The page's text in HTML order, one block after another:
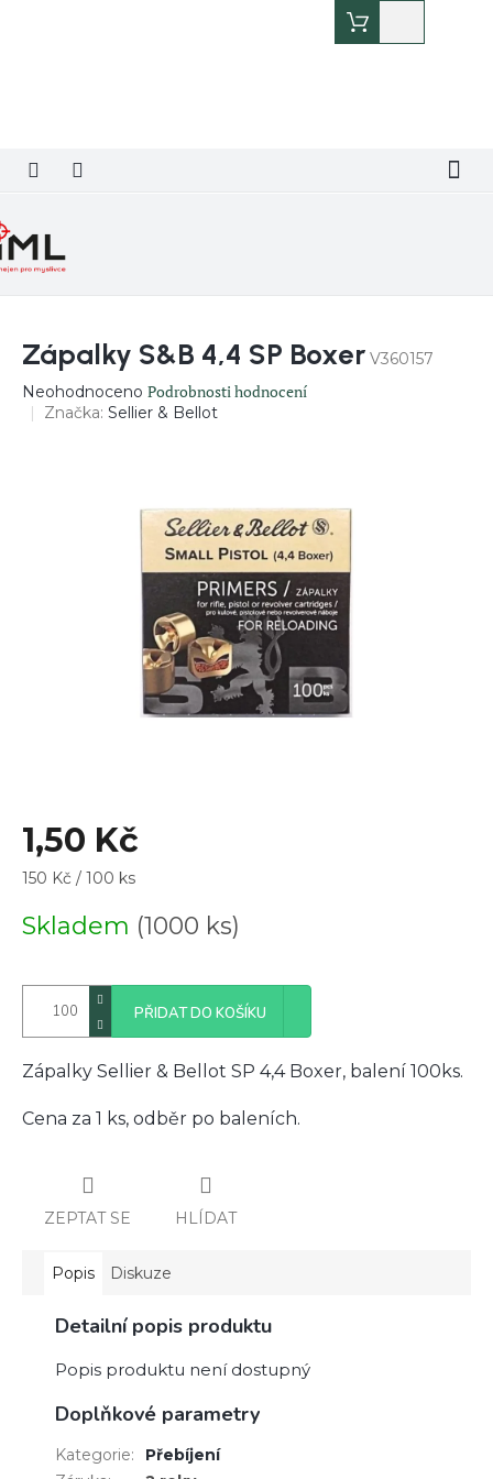
košík
Zápalky S&B 4,4 SP Boxer V360157
Průměrné
hodnocení
Neohodnoceno Podrobnosti hodnocení
Značka: Sellier & Bellot
1,50 Kč
Měrná
150 Kč / 100 ks
Skladem (1000 ks)
PŘIDAT DO KOŠÍKU
Zápalky Sellier & Bellot SP 4,4 Boxer, balení 100ks.
Cena za 1 ks, odběr po baleních.
ZEPTAT SE HLÍDAT
Popis Diskuze
Detailní popis produktu
Popis produktu není dostupný
Doplňkové parametry
Kategorie:
Přebíjení